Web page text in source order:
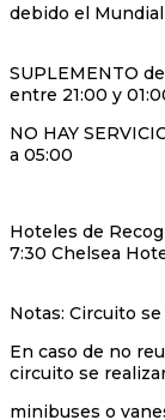
debido el
SUPLEMENTO
entre 21:00 y
NO HAY
a 05:00
Hoteles de
7:30 Chelsea
Notas: Circuito
En caso de no
circuito se
minibuses o